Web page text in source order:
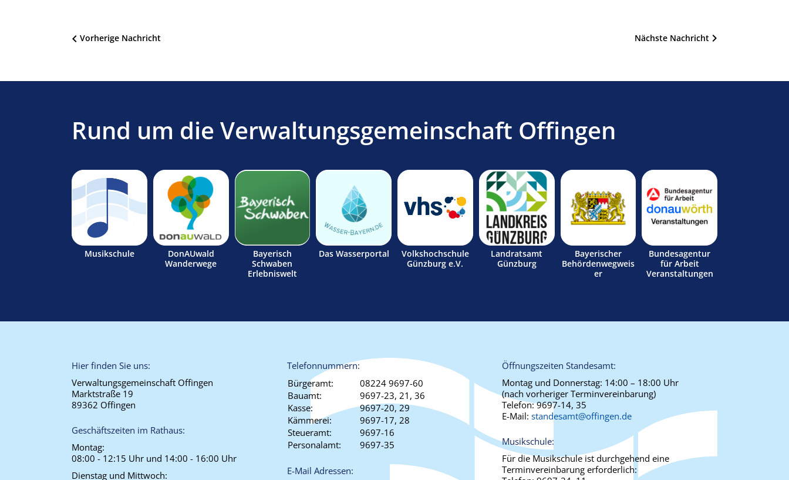
Beitragsnavigation Nächste Nachricht
Vorherige Nachricht
Rund um die Verwaltungsgemeinschaft Offingen
Musikschule
DonAUwald
Wanderwege
Bayerisch
Schwaben
Erlebniswelt
Das Wasserportal
Volkshochschule
Günzburg e.V.
Landratsamt
Günzburg
Bayerischer
Behördenwegweis
er
Bundesagentur
für Arbeit
Veranstaltungen
Hier finden Sie uns:
Verwaltungsgemeinschaft Offingen
Marktstraße 19
89362 Offingen
Geschäftszeiten im Rathaus:
Montag:
08:00 - 12:15 Uhr und 14:00 - 16:00 Uhr
Dienstag und Mittwoch:
Telefonnummern:
Bürgeramt:
08224 9697-60
Bauamt:
9697-23, 21, 36
Kasse:
9697-20, 29
Kämmerei:
9697-17, 28
Steueramt:
9697-16
Personalamt:
9697-35
E-Mail Adressen:
Öffnungszeiten Standesamt:
Montag und Donnerstag: 14:00 – 18:00 Uhr
(nach vorheriger Terminvereinbarung)
Telefon:9697-14, 35
E-Mail:standesamt@offingen.de
Musikschule:
Für die Musikschule ist durchgehend eine
Terminvereinbarung erforderlich: